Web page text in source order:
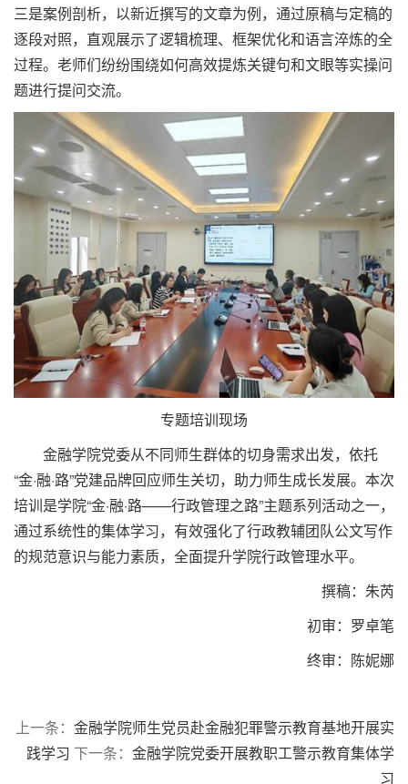
三是案例剖析，以新近撰写的文章为例，通过原稿与定稿的
逐段对照，直观展示了逻辑梳理、框架优化和语言淬炼的全
过程。老师们纷纷围绕如何高效提炼关键句和文眼等实操问
题进行提问交流。
专题培训现场
金融学院党委从不同师生群体的切身需求出发，依托
“金·融·路”党建品牌回应师生关切，助力师生成长发展。本次
培训是学院“金·融·路——行政管理之路”主题系列活动之一，
通过系统性的集体学习，有效强化了行政教辅团队公文写作
的规范意识与能力素质，全面提升学院行政管理水平。
撰稿：朱芮
初审：罗卓笔
终审：陈妮娜
上一条： 金融学院师生党员赴金融犯罪警示教育基地开展实
践学习 下一条： 金融学院党委开展教职工警示教育集体学
习